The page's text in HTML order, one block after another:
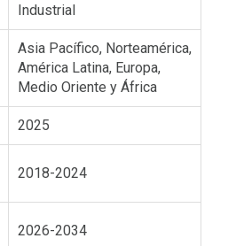
Industrial
Asia Pacífico, Norteamérica,
América Latina, Europa,
Medio Oriente y África
2025
2018-2024
2026-2034